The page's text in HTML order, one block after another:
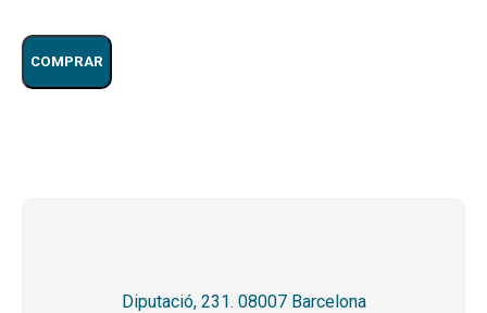
COMPRAR
Diputació, 231. 08007 Barcelona